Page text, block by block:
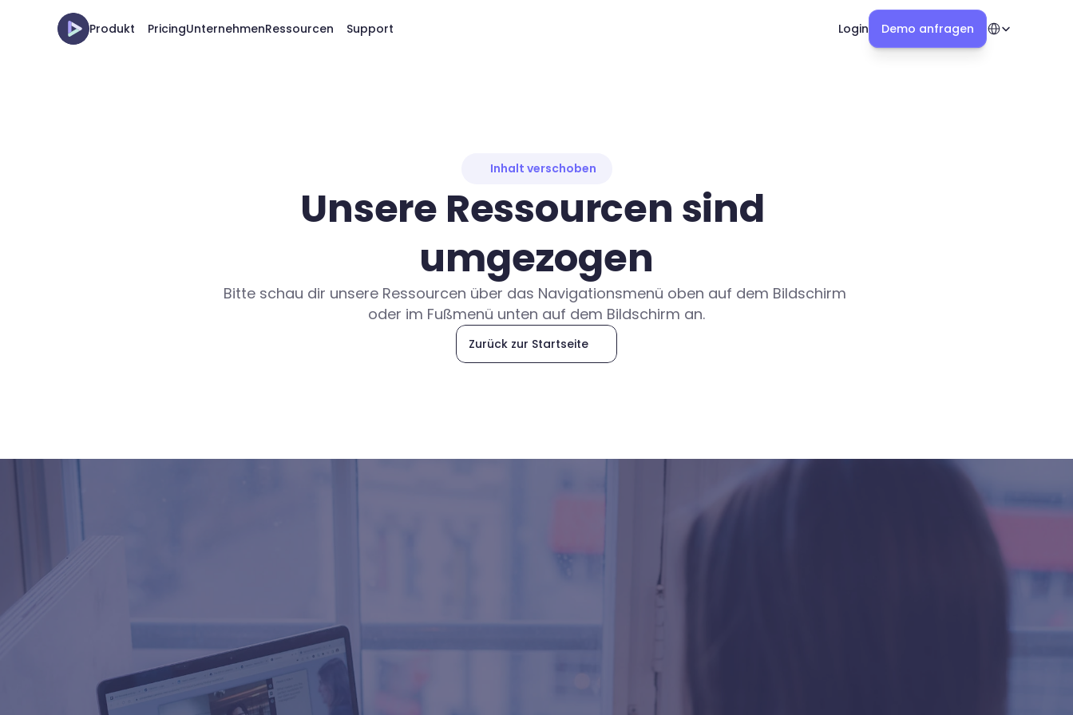
Produkt PricingUnternehmenRessourcen Support Login Demo anfragen
Select Language
Inhalt verschoben
Unsere Ressourcen sind
umgezogen
Bitte schau dir unsere Ressourcen über das Navigationsmenü oben auf dem Bildschirm
oder im Fußmenü unten auf dem Bildschirm an.
Zurück zur Startseite
Einstellungsentscheidungen
zu treffen?